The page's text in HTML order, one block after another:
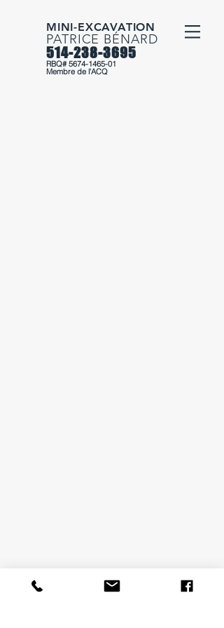
MINI-EXCAVATION
PATRICE BÉNARD
514-238-3695
RBQ#5674-1465-01
Membre de l'ACQ